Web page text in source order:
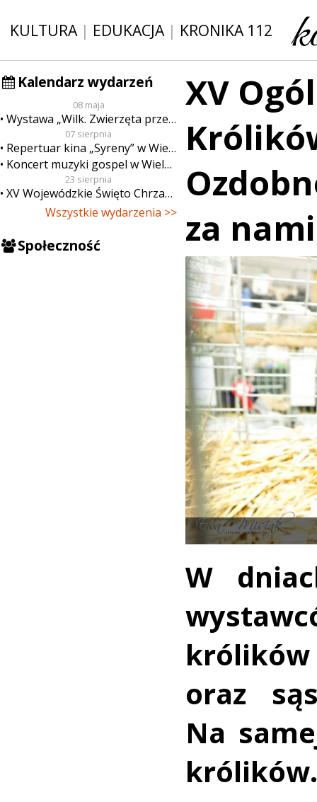
KULTURA| EDUKACJA| KRONIKA 112
Kalendarz wydarzeń
08 maja
Wystawa „Wilk. Zwierzęta przeklęte”
07 sierpnia
Repertuar kina „Syreny” w Wieluniu w dn. od 7 do 13 sierpnia
Koncert muzyki gospel w Wieluniu
23 sierpnia
XV Wojewódzkie Święto Chrzanu
Wszystkie wydarzenia >>
Społeczność
XV
za nami
W
oraz
Na
królików.